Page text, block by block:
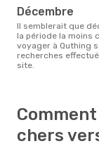
décembre
Il semblerait que décembre soit
la période la moins
voyager à Quthing
recherches
site.
chers